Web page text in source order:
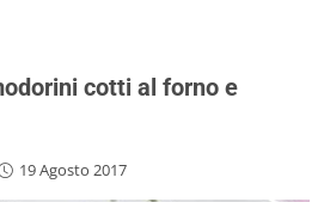
cotti al forno e
19 Agosto 2017